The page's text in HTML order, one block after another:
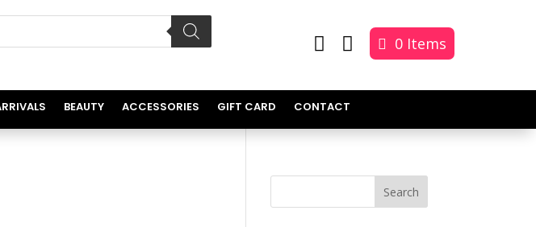
  0 Items
BEAUTY ACCESSORIES GIFT CARD CONTACT
Search